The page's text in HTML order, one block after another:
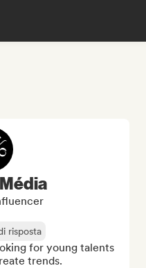
risposta
for young talents
trends.